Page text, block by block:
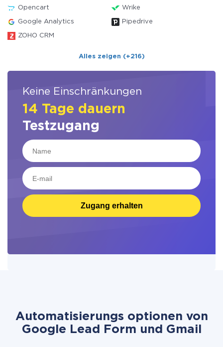
Opencart Wrike
Google Analytics Pipedrive
ZOHO CRM
Alles zeigen (+216)
Keine Einschränkungen
14 Tage dauern
Testzugang
Zugang erhalten
Automatisierungs optionen von
Google Lead Form und Gmail